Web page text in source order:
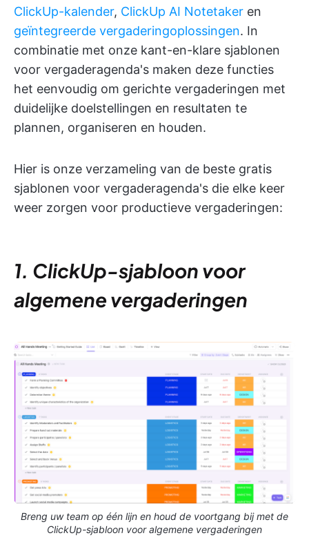
ClickUp-kalender, ClickUp AI Notetaker en
geïntegreerde vergaderingoplossingen. In
combinatie met onze kant-en-klare sjablonen
voor vergaderagenda's maken deze functies
het eenvoudig om gerichte vergaderingen met
duidelijke doelstellingen en resultaten te
plannen, organiseren en houden.
Hier is onze verzameling van de beste gratis
sjablonen voor vergaderagenda's die elke keer
weer zorgen voor productieve vergaderingen:
1. ClickUp-sjabloon voor
algemene vergaderingen
Breng uw team op één lijn en houd de voortgang bij met de
ClickUp-sjabloon voor algemene vergaderingen